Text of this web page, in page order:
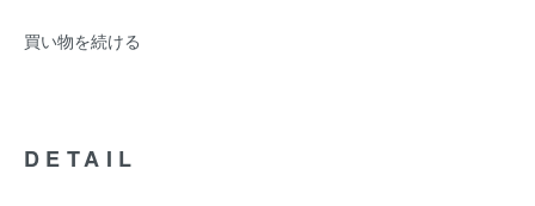
買い物を続ける
DETAIL